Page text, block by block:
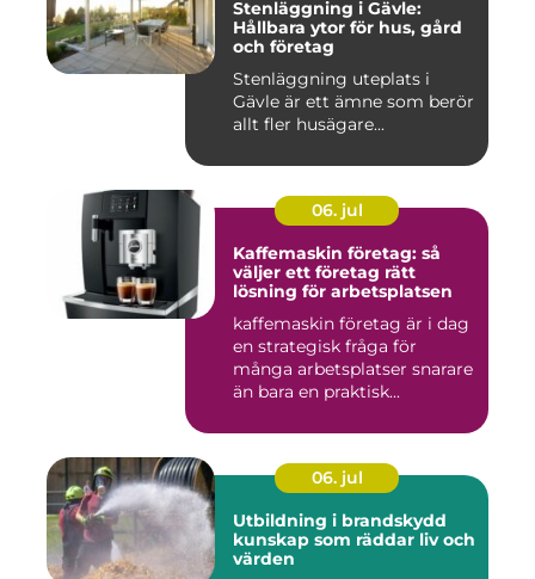
Stenläggning i Gävle:
Hållbara ytor för hus, gård
och företag
Stenläggning uteplats i
Gävle är ett ämne som berör
allt fler husägare...
06. jul
Kaffemaskin företag: så
väljer ett företag rätt
lösning för arbetsplatsen
kaffemaskin företag är i dag
en strategisk fråga för
många arbetsplatser snarare
än bara en praktisk...
06. jul
Utbildning i brandskydd
kunskap som räddar liv och
värden